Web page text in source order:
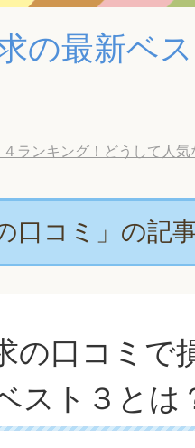
の最新ベ
ランキング！どうして人気
口コミ」の記
の口コミで
スト３とは